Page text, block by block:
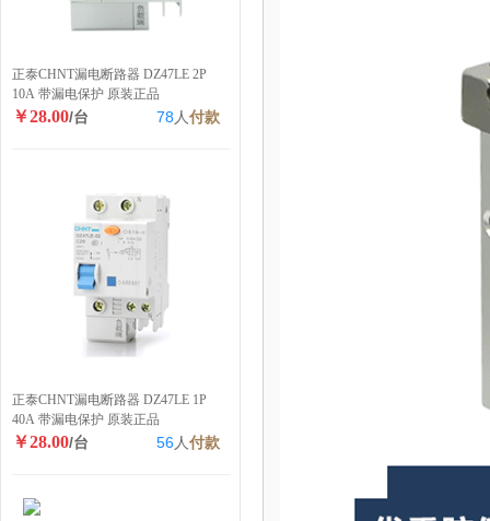
正泰CHNT漏电断路器 DZ47LE 2P
10A 带漏电保护 原装正品
￥28.00/台 78 人付款
正泰CHNT漏电断路器 DZ47LE 1P
40A 带漏电保护 原装正品
￥28.00/台 56人付款